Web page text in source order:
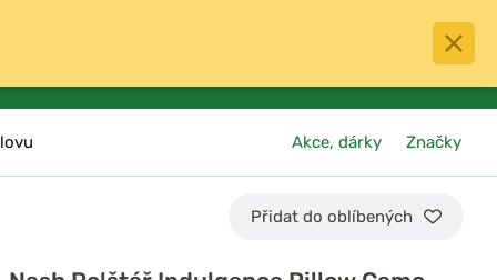
0
košík
Akce, dárky Značky
Přidat do oblíbených